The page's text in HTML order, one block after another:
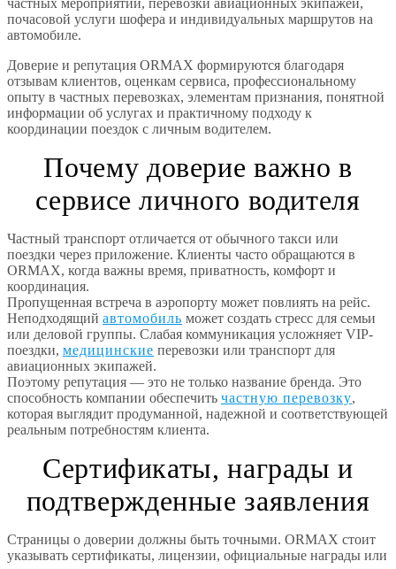
частных мероприятий, перевозки авиационных экипажей,
почасовой услуги шофера и индивидуальных маршрутов на
автомобиле.
Доверие и репутация ORMAX формируются благодаря
отзывам клиентов, оценкам сервиса, профессиональному
опыту в частных перевозках, элементам признания, понятной
информации об услугах и практичному подходу к
координации поездок с личным водителем.
Почему доверие важно в
сервисе личного водителя
Частный транспорт отличается от обычного такси или
поездки через приложение. Клиенты часто обращаются в
ORMAX, когда важны время, приватность, комфорт и
координация.
Пропущенная встреча в аэропорту может повлиять на рейс.
Неподходящий автомобиль может создать стресс для семьи
или деловой группы. Слабая коммуникация усложняет VIP-
поездки, медицинские перевозки или транспорт для
авиационных экипажей.
Поэтому репутация — это не только название бренда. Это
способность компании обеспечить частную перевозку,
которая выглядит продуманной, надежной и соответствующей
реальным потребностям клиента.
Сертификаты, награды и
подтвержденные заявления
Страницы о доверии должны быть точными. ORMAX стоит
указывать сертификаты, лицензии, официальные награды или